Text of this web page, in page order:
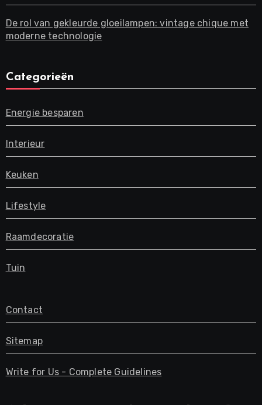
De rol van gekleurde gloeilampen: vintage chique met
moderne technologie
Categorieën
Energie besparen
Interieur
Keuken
Lifestyle
Raamdecoratie
Tuin
Contact
Sitemap
Write for Us - Complete Guidelines